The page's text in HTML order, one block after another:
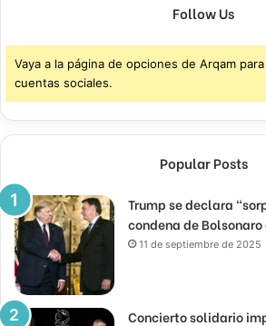
Follow Us
Vaya a la página de opciones de Arqam
cuentas sociales.
Popular Posts
Trump se declara
condena de Bolsonaro
11 de septiembre de 2025
Concierto solidario